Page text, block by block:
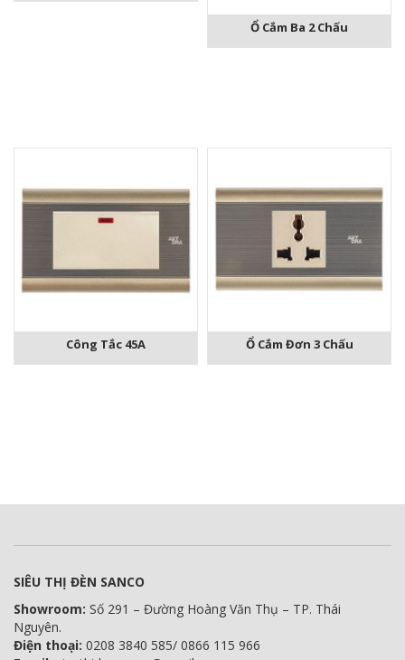
Ổ Cắm Ba 2 Chấu
Công Tắc 45A Ổ Cắm Đơn 3 Chấu
SIÊU THỊ ĐÈN SANCO
Showroom: Số 291 – Đường Hoàng Văn Thụ – TP. Thái
Nguyên.
Điện thoại: 0208 3840 585/ 0866 115 966